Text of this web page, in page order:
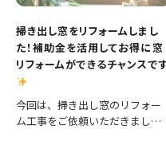
掃き出し窓をリフォームしまし
た！補助金を活用してお得に窓
リフォームができるチャンスで
今回は、掃き出し窓のリフォー
ム工事をご依頼いただきまし